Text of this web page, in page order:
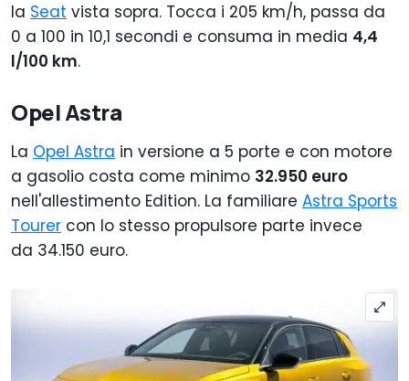
la Seat vista sopra. Tocca i 205 km/h, passa da
0 a 100 in 10,1 secondi e consuma in media 4,4
l/100 km.
Opel Astra
La Opel Astra in versione a 5 porte e con motore
a gasolio costa come minimo 32.950 euro
nell'allestimento Edition. La familiare Astra Sports
Tourer con lo stesso propulsore parte invece
da 34.150 euro.